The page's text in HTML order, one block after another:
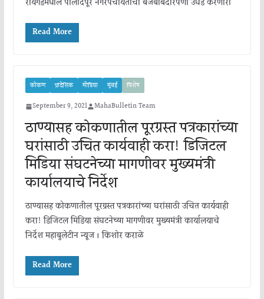
रायगडमधील पोलादपूर नगरपंचायतीचा बेजबाबदारपणा उघड करणारी
Read More
कोकण प्रादेशिक मीडिया मुंबई विशेष
September 9, 2021 MahaBulletin Team
ठाण्यासह कोकणातील पूरग्रस्त पत्रकारांच्या
घरांसाठी उचित कार्यवाही करा! डिजिटल
मिडिया संघटनेच्या मागणीवर मुख्यमंत्री
कार्यालयाचे निर्देश
ठाण्यासह कोकणातील पूरग्रस्त पत्रकारांच्या घरांसाठी उचित कार्यवाही
करा! डिजिटल मिडिया संघटनेच्या मागणीवर मुख्यमंत्री कार्यालयाचे
निर्देश महाबुलेटीन न्यूज । किशोर कराळे
Read More